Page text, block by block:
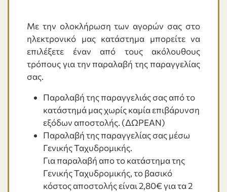
Με την ολοκλήρωση των αγορών σας στο
ηλεκτρονικό μας κατάστημα μπορείτε να
επιλέξετε έναν από τους ακόλουθους
τρόπους για την παραλαβή της παραγγελίας
σας.
Παραλαβή της παραγγελιάς σας από το
κατάστημά μας χωρίς καμία επιβάρυνση
εξόδων αποστολής. (ΔΩΡΕΑΝ)
Παραλαβή της παραγγελίας σας μέσω
Γενικής Ταχυδρομικής.
Για παραλαβή απο το κατάστημα της
Γενικής Ταχυδρομικής, το βασικό
κόστος αποστολής είναι 2,80€ για τα 2